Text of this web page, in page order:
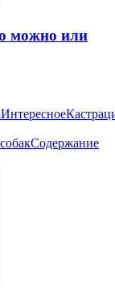
можно или
Интересное
Содержание